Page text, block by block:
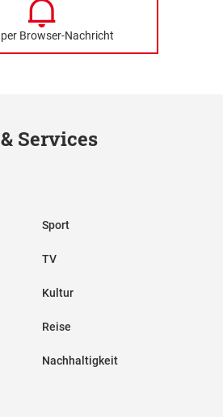
Browser-Nachricht
Services
Sport
TV
Kultur
Reise
Nachhaltigkeit